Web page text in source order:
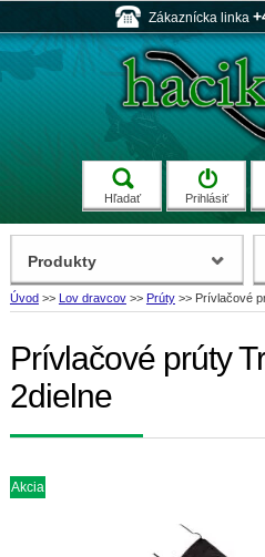
Zákaznícka linka
Hľadať Prihlásiť
Úvod >> Lov dravcov >> Prúty >> Prívlačové
Prívlačové prúty
2dielne
Akcia
Produkty